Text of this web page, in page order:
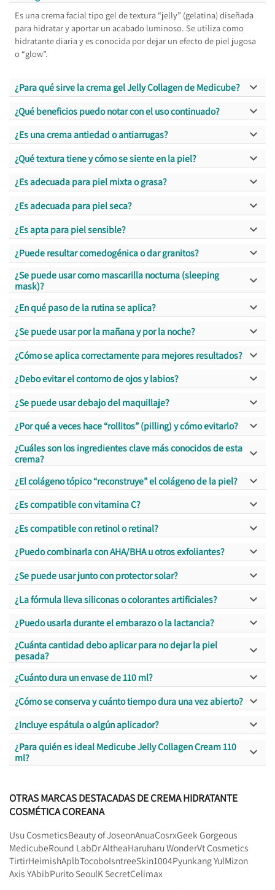
Es una crema facial tipo gel de textura “jelly” (gelatina) diseñada
para hidratar y aportar un acabado luminoso. Se utiliza como
hidratante diaria y es conocida por dejar un efecto de piel jugosa
o “glow”.
¿Para qué sirve la crema gel Jelly Collagen de Medicube? 
¿Qué beneficios puedo notar con el uso continuado? 
¿Es una crema antiedad o antiarrugas? 
¿Qué textura tiene y cómo se siente en la piel? 
¿Es adecuada para piel mixta o grasa? 
¿Es adecuada para piel seca? 
¿Es apta para piel sensible? 
¿Puede resultar comedogénica o dar granitos? 
¿Se puede usar como mascarilla nocturna (sleeping
mask)?

¿En qué paso de la rutina se aplica? 
¿Se puede usar por la mañana y por la noche? 
¿Cómo se aplica correctamente para mejores resultados? 
¿Debo evitar el contorno de ojos y labios? 
¿Se puede usar debajo del maquillaje? 
¿Por qué a veces hace “rollitos” (pilling) y cómo evitarlo? 
¿Cuáles son los ingredientes clave más conocidos de esta
crema?

¿El colágeno tópico “reconstruye” el colágeno de la piel? 
¿Es compatible con vitamina C? 
¿Es compatible con retinol o retinal? 
¿Puedo combinarla con AHA/BHA u otros exfoliantes? 
¿Se puede usar junto con protector solar? 
¿La fórmula lleva siliconas o colorantes artificiales? 
¿Puedo usarla durante el embarazo o la lactancia? 
¿Cuánta cantidad debo aplicar para no dejar la piel
pesada?

¿Cuánto dura un envase de 110 ml? 
¿Cómo se conserva y cuánto tiempo dura una vez abierto? 
¿Incluye espátula o algún aplicador? 
¿Para quién es ideal Medicube Jelly Collagen Cream 110
ml?

OTRAS MARCAS DESTACADAS DE CREMA HIDRATANTE
COSMÉTICA COREANA
Usu CosmeticsBeauty of JoseonAnuaCosrxGeek Gorgeous
MedicubeRound LabDr AltheaHaruharu WonderVt Cosmetics
TirtirHeimishAplbTocoboIsntreeSkin1004Pyunkang YulMizon
Axis YAbibPurito SeoulK SecretCelimax